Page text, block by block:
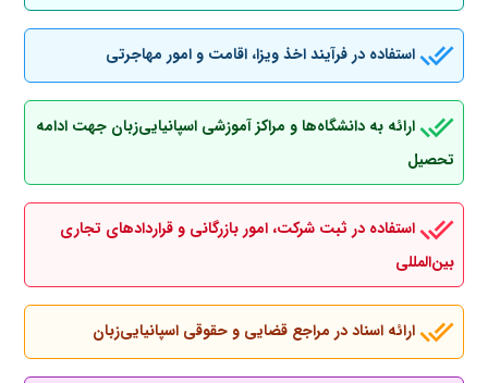
استفاده در فرآیند اخذ ویزا، اقامت و امور مهاجرتی
ارائه به دانشگاه‌ها و مراکز آموزشی اسپانیایی‌زبان جهت ادامه
تحصیل
استفاده در ثبت شرکت، امور بازرگانی و قراردادهای تجاری
بین‌المللی
ارائه اسناد در مراجع قضایی و حقوقی اسپانیایی‌زبان